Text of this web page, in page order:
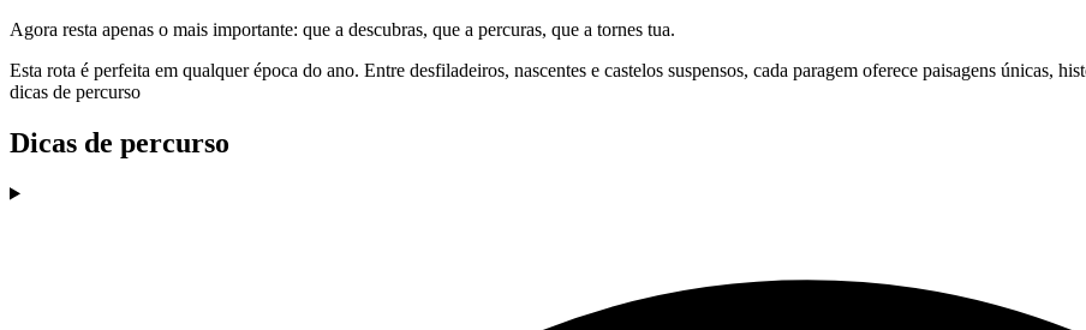
Agora resta apenas o mais importante: que a descubras, que a percuras, que a tornes tua.
Esta rota é perfeita em qualquer época do ano. Entre desfiladeiros, nascentes e castelos suspensos, cada paragem oferece paisagens únicas,
dicas de percurso
Dicas de percurso